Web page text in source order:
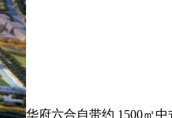
华府六合自带约 1500㎡